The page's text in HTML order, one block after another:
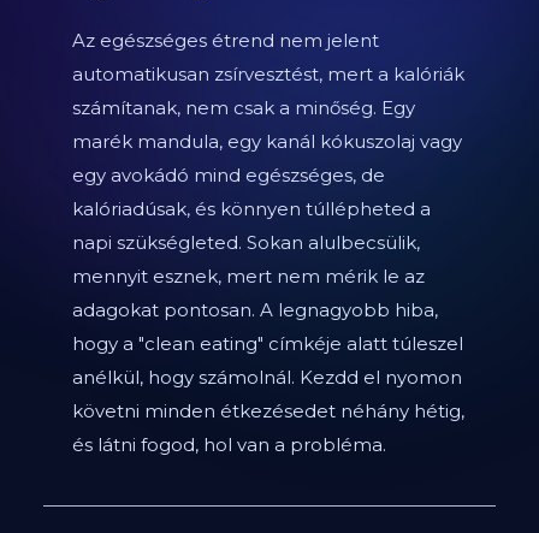
Az egészséges étrend nem jelent
automatikusan zsírvesztést, mert a kalóriák
számítanak, nem csak a minőség. Egy
marék mandula, egy kanál kókuszolaj vagy
egy avokádó mind egészséges, de
kalóriadúsak, és könnyen túllépheted a
napi szükségleted. Sokan alulbecsülik,
mennyit esznek, mert nem mérik le az
adagokat pontosan. A legnagyobb hiba,
hogy a "clean eating" címkéje alatt túleszel
anélkül, hogy számolnál. Kezdd el nyomon
követni minden étkezésedet néhány hétig,
és látni fogod, hol van a probléma.